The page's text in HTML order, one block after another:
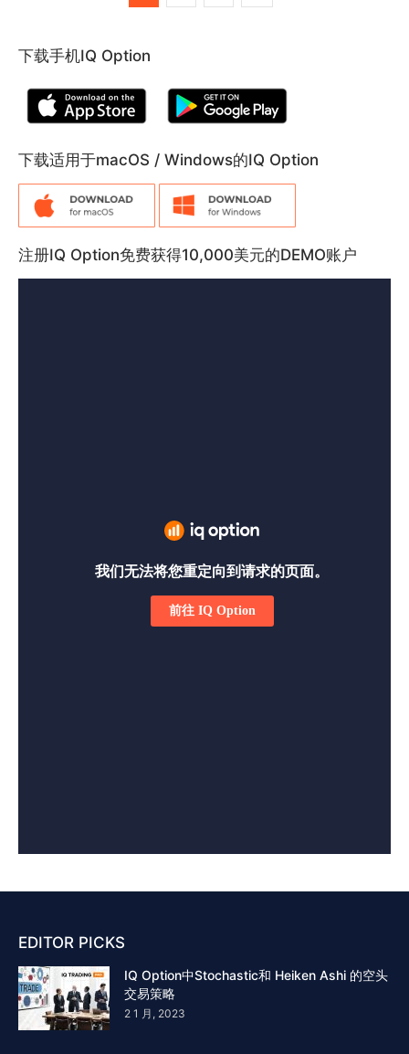
下载手机IQ Option
下载适用于macOS / Windows的IQ Option
注册IQ Option免费获得10,000美元的DEMO账户
EDITOR PICKS
IQ Option中Stochastic和 Heiken Ashi 的空头
交易策略
2 1 月, 2023